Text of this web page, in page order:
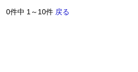
0件中 1～10件 戻る